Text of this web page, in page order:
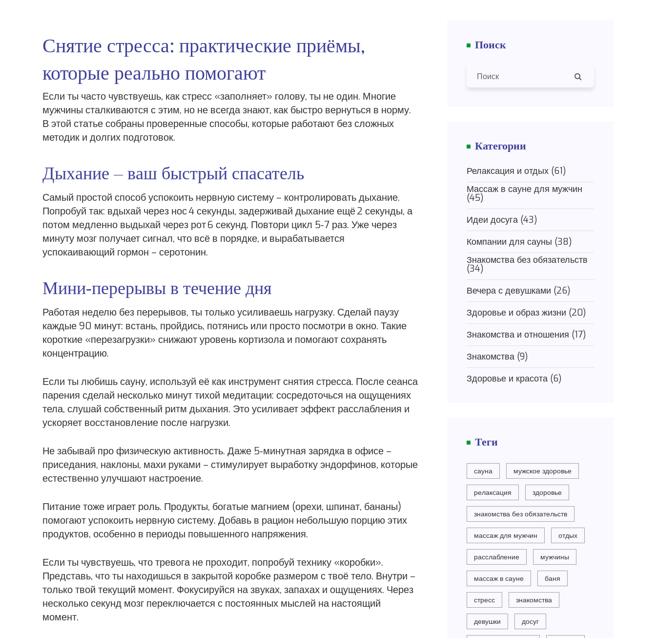
Снятие стресса: практические приёмы,
которые реально помогают
Если ты часто чувствуешь, как стресс «заполняет» голову, ты не один. Многие
мужчины сталкиваются с этим, но не всегда знают, как быстро вернуться в норму.
В этой статье собраны проверенные способы, которые работают без сложных
методик и долгих подготовок.
Дыхание – ваш быстрый спасатель
Самый простой способ успокоить нервную систему – контролировать дыхание.
Попробуй так: вдыхай через нос 4 секунды, задерживай дыхание ещё 2 секунды, а
потом медленно выдыхай через рот 6 секунд. Повтори цикл 5‑7 раз. Уже через
минуту мозг получает сигнал, что всё в порядке, и вырабатывается
успокаивающий гормон – серотонин.
Мини‑перерывы в течение дня
Работая неделю без перерывов, ты только усиливаешь нагрузку. Сделай паузу
каждые 90 минут: встань, пройдись, потянись или просто посмотри в окно. Такие
короткие «перезагрузки» снижают уровень кортизола и помогают сохранять
концентрацию.
Если ты любишь сауну, используй её как инструмент снятия стресса. После сеанса
парения сделай несколько минут тихой медитации: сосредоточься на ощущениях
тела, слушай собственный ритм дыхания. Это усиливает эффект расслабления и
ускоряет восстановление после нагрузки.
Не забывай про физическую активность. Даже 5‑минутная зарядка в офисе –
приседания, наклоны, махи руками – стимулирует выработку эндорфинов, которые
естественно улучшают настроение.
Питание тоже играет роль. Продукты, богатые магнием (орехи, шпинат, бананы)
помогают успокоить нервную систему. Добавь в рацион небольшую порцию этих
продуктов, особенно в периоды повышенного напряжения.
Если ты чувствуешь, что тревога не проходит, попробуй технику «коробки».
Представь, что ты находишься в закрытой коробке размером с твоё тело. Внутри –
только твой текущий момент. Фокусируйся на звуках, запахах и ощущениях. Через
несколько секунд мозг переключается с постоянных мыслей на настоящий
момент.
Поиск
Категории
Релаксация и отдых (61)
Массаж в сауне для мужчин
(45)
Идеи досуга (43)
Компании для сауны (38)
Знакомства без обязательств
(34)
Вечера с девушками (26)
Здоровье и образ жизни (20)
Знакомства и отношения (17)
Знакомства (9)
Здоровье и красота (6)
Теги
сауна мужское здоровье
релаксация здоровье
знакомства без обязательств
массаж для мужчин отдых
расслабление мужчины
массаж в сауне баня
стресс знакомства
девушки досуг